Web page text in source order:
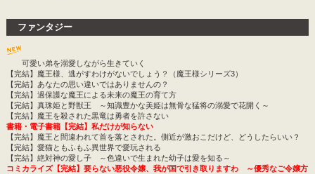
ファンタジー
可愛い弟を溺愛しながら生きていく
【完結】魔王様、逃がすわけがないでしょう？（魔王様シリーズ3）
【完結】あなたの思い違いではありませんの？
【完結】過保護な魔王による未来の魔王の育て方
【完結】真珠姫と野獣王 ～知識豊かな美姫は無骨な猛将の溺愛で花開く～
【完結】魔王を殺された黒竜は勇者を許さない
書籍・電子書籍【完結】私だけが知らない
【完結】魔王と間違われて首を落とされた。側近が激おこだけど、どうしたらいい？
【完結】愛猫ともふもふ異世界で愛玩される
【完結】絶対神の愛し子 ～色違いで生まれた幼子は愛を知る～
コミカライズ【完結】要らない悪役令嬢、我が国で引き取りますわ ～優秀なご令嬢方